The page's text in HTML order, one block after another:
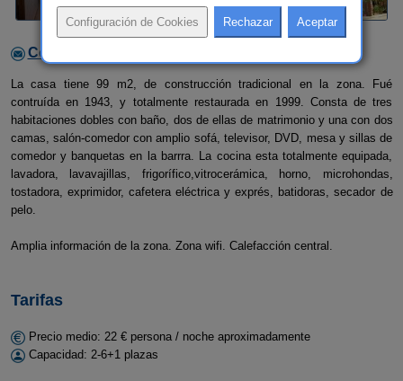
Contactar con el alojamiento
La casa tiene 99 m2, de construcción tradicional en la zona. Fué
contruída en 1943, y totalmente restaurada en 1999. Consta de tres
habitaciones dobles con baño, dos de ellas de matrimonio y una con dos
camas, salón-comedor con amplio sofá, televisor, DVD, mesa y sillas de
comedor y banquetas en la barrra. La cocina esta totalmente equipada,
lavadora, lavavajillas, frigorífico,vitrocerámica, horno, microhondas,
tostadora, exprimidor, cafetera eléctrica y exprés, batidoras, secador de
pelo.
Amplia información de la zona. Zona wifi. Calefacción central.
Tarifas
Precio medio: 22 € persona / noche aproximadamente
Capacidad: 2-6+1 plazas